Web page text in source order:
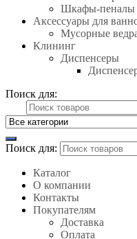
Шкафы-пеналы
Аксессуары для
Мусорные
Клининг
Диспенсеры
Поиск для:
Поиск для:
Каталог
О компании
Контакты
Покупателям
Доставка
Оплата